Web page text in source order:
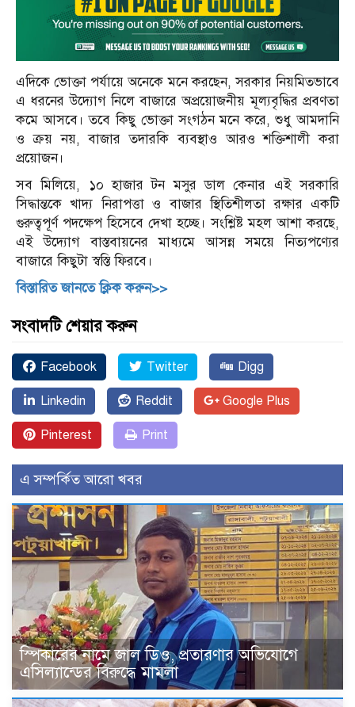
এদিকে ভোক্তা পর্যায়ে অনেকে মনে করছেন, সরকার নিয়মিতভাবে
এ ধরনের উদ্যোগ নিলে বাজারে অপ্রয়োজনীয় মূল্যবৃদ্ধির প্রবণতা
কমে আসবে। তবে কিছু ভোক্তা সংগঠন মনে করে, শুধু আমদানি
ও ক্রয় নয়, বাজার তদারকি ব্যবস্থাও আরও শক্তিশালী করা
প্রয়োজন।
সব মিলিয়ে, ১০ হাজার টন মসুর ডাল কেনার এই সরকারি
সিদ্ধান্তকে খাদ্য নিরাপত্তা ও বাজার স্থিতিশীলতা রক্ষার একটি
গুরুত্বপূর্ণ পদক্ষেপ হিসেবে দেখা হচ্ছে। সংশ্লিষ্ট মহল আশা করছে,
এই উদ্যোগ বাস্তবায়নের মাধ্যমে আসন্ন সময়ে নিত্যপণ্যের
বাজারে কিছুটা স্বস্তি ফিরবে।
বিস্তারিত জানতে ক্লিক করুন>>
সংবাদটি শেয়ার করুন
Facebook Twitter Digg
Linkedin Reddit Google Plus
Pinterest Print
এ সম্পর্কিত আরো খবর
স্পিকারের নামে জাল ডিও, প্রতারণার অভিযোগে
এসিল্যান্ডের বিরুদ্ধে মামলা